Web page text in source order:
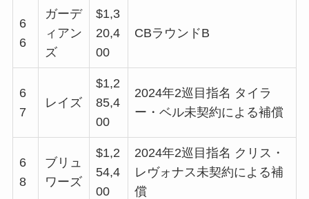
6
6
ガーデ
ィアン
ズ
$1,3
20,4
00
CBラウンドB
6
7
レイズ
$1,2
85,4
00
2024年2巡目指名 タイラ
ー・ベル未契約による補償
6
8
ブリュ
ワーズ
$1,2
54,4
00
2024年2巡目指名 クリス・
レヴォナス未契約による補
償